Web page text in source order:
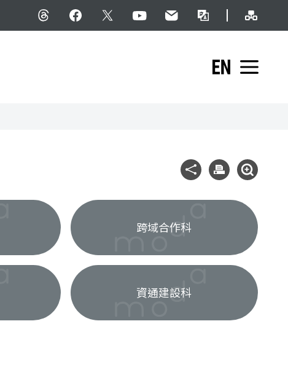
Threadsfacebook
X YouTube民意信箱雙語詞彙
English展開
社群分享列印 展開查詢
跨域合作科
資通建設科